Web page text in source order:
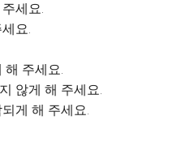
세요.
요.
해 주세요.
않게 해 주세요.
게 해 주세요.